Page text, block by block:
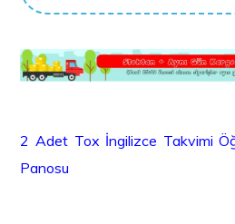
2 Adet Tox İngilizce Takvimi
Panosu